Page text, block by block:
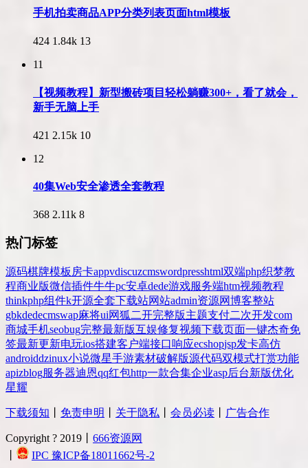
手机拍卖商品APP分类列表页面html模板
424 1.84k 13
11
【视频教程】新型搬砖项目轻松躺赚300+，看了就会，
新手无脑上手
421 2.15k 10
12
40集Web安全渗透全套教程
368 2.11k 8
热门标签
源码棋牌模板 房卡appvdiscuzcmswordpresshtml双端php织梦教
程商业版微信插件牛牛pc安卓dede游戏服务端htm视频教程
thinkphp组件k开源全套下载站网站admin资源网博客整站
gbkdedecmswap麻将ui网狐 二开完整版主题支付二次开发com
商城手机seobug完整最新版互娱修复视频下载页面一键杰奇免
签最新更新电玩ios搭建客户端接口响应ecshopjsp发卡高仿
androiddzinux小说微星手游素材破解版源代码双模式打赏功能
apizblog服务器迪恩qq红包http一款合集企业asp后台新版优化
星耀
下载须知 免责申明 关于隐私 会员必读 广告合作
Copyright ? 2019丨 666资源网
IPC 豫ICP备18011662号-2